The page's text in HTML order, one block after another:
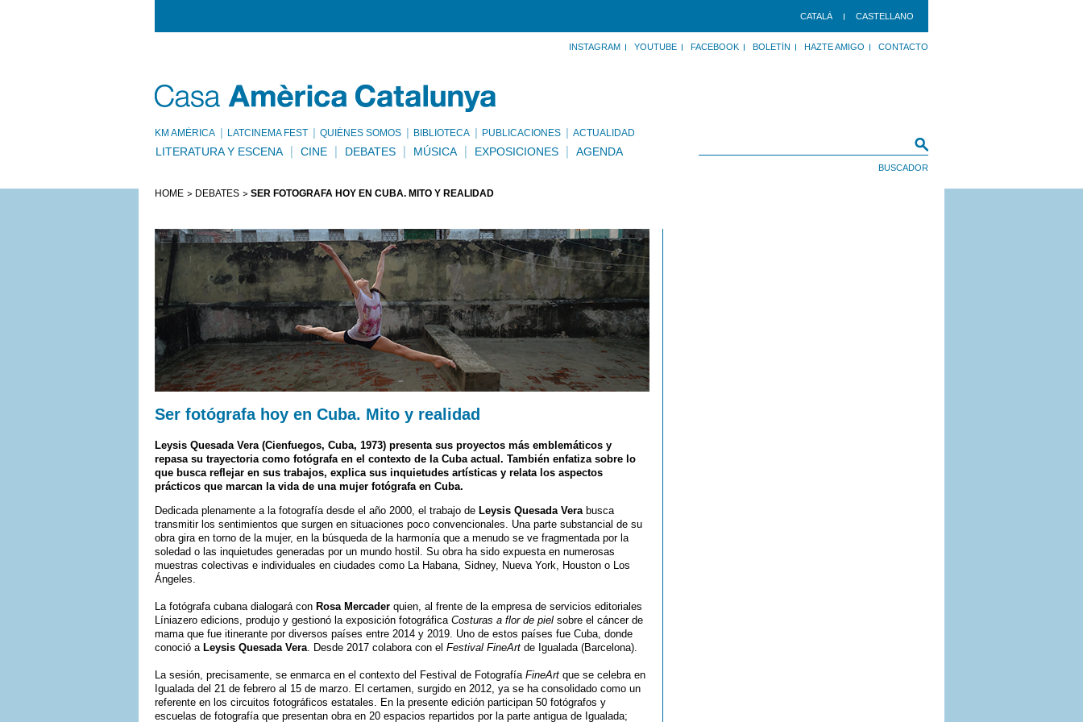
CATALÀ CASTELLANO
INSTAGRAM YOUTUBE FACEBOOK BOLETÍN HAZTE AMIGO CONTACTO
KM AMÈRICA LATCINEMA FEST QUIÉNES SOMOS BIBLIOTECA PUBLICACIONES ACTUALIDAD
LITERATURA Y ESCENA CINE DEBATES MÚSICA EXPOSICIONES AGENDA
HOME DEBATES SER FOTÓGRAFA HOY EN CUBA. MITO Y REALIDAD
Ser fotógrafa hoy en Cuba. Mito y realidad
Leysis Quesada Vera (Cienfuegos, Cuba, 1973) presenta sus proyectos más emblemáticos y
repasa su trayectoria como fotógrafa en el contexto de la Cuba actual. También enfatiza sobre lo
que busca reflejar en sus trabajos, explica sus inquietudes artísticas y relata los aspectos
prácticos que marcan la vida de una mujer fotógrafa en Cuba.
Dedicada plenamente a la fotografía desde el año 2000, el trabajo de Leysis Quesada Verabusca
transmitir los sentimientos que surgen en situaciones poco convencionales. Una parte substancial de su
obra gira en torno de la mujer, en la búsqueda de la harmonía que a menudo se ve fragmentada por la
soledad o las inquietudes generadas por un mundo hostil. Su obra ha sido expuesta en numerosas
muestras colectivas e individuales en ciudades como La Habana, Sidney, Nueva York, Houston o Los
Ángeles.
La fotógrafa cubana dialogará con Rosa Mercader quien, al frente de la empresa de servicios editoriales
Líniazero edicions, produjo y gestionó la exposición fotográfica Costuras a flor de piel sobre el cáncer de
mama que fue itinerante por diversos países entre 2014 y 2019. Uno de estos países fue Cuba, donde
conoció a Leysis Quesada Vera. Desde 2017 colabora con el Festival FineArt de Igualada (Barcelona).
La sesión, precisamente, se enmarca en el contexto del Festival de Fotografía FineArt que se celebra en
Igualada del 21 de febrero al 15 de marzo. El certamen, surgido en 2012, ya se ha consolidado como un
referente en los circuitos fotográficos estatales. En la presente edición participan 50 fotógrafos y
escuelas de fotografía que presentan obra en 20 espacios repartidos por la parte antigua de Igualada;